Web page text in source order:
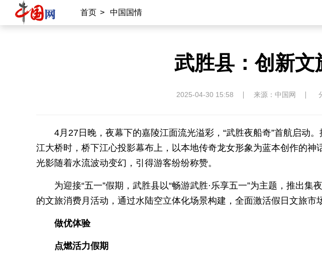
首页 > 中国国情
武胜县：创新
2025-04-30 15:58 来源：中国网
4月27日晚，夜幕下的嘉陵江面流光溢彩，“武胜夜船奇”首航启动
江大桥时，桥下江心投影幕布上，以本地传奇龙女形象为蓝本创作的神
光影随着水流波动变幻，引得游客纷纷称赞。
为迎接“五一”假期，武胜县以“畅游武胜·乐享五一”为主题，推出
的文旅消费月活动，通过水陆空立体化场景构建，全面激活假日文旅市
做优体验
点燃活力假期